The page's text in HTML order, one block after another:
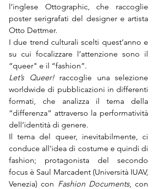
l’inglese Ottographic, che raccoglie
poster serigrafati del designer e artista
Otto Dettmer.
I due trend culturali scelti quest’anno e
su cui focalizzare l’attenzione sono il
Let’s Queer! raccoglie una selezione
worldwide di pubblicazioni in differenti
formati, che analizza il tema della
“differenza” attraverso la performatività
dell’identità di genere.
Il tema del queer, inevitabilmente, ci
conduce all'idea di costume e quindi di
fashion; protagonista del secondo
focus è Saul Marcadent (Università IUAV,
Venezia) con Fashion Documents, con